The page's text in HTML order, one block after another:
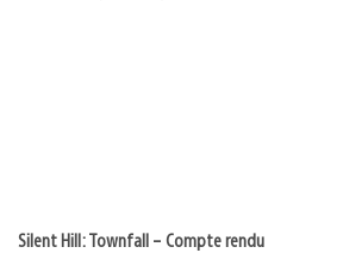
Silent Hill: Townfall – Compte rendu